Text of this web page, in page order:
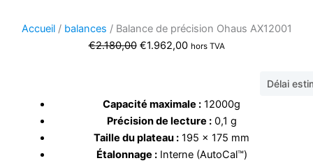
Accueil/ balances / Balance de précision Ohaus AX12001
€2.180,00 Le
€2.180,00.
€1.962,00Le
€1.962,00.
hors TVA
Délai
Capacité maximale : 12000g
Précision de lecture : 0,1 g
Taille du plateau : 195 × 175 mm
Étalonnage : Interne (AutoCal™)